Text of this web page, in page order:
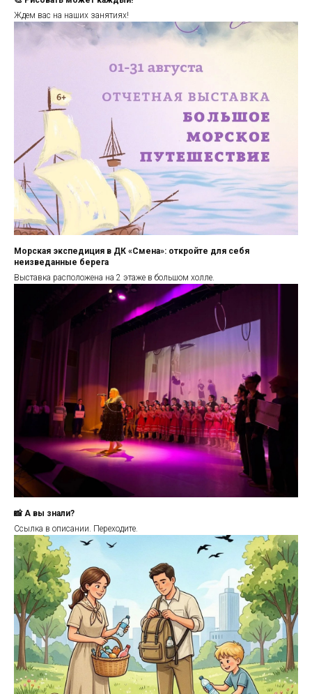
Ждем вас на наших занятиях!
Морская экспедиция в ДК «Смена»: откройте для себя
неизведанные берега
Выставка расположена на 2 этаже в большом холле.
📸 А вы знали?
Ссылка в описании. Переходите.